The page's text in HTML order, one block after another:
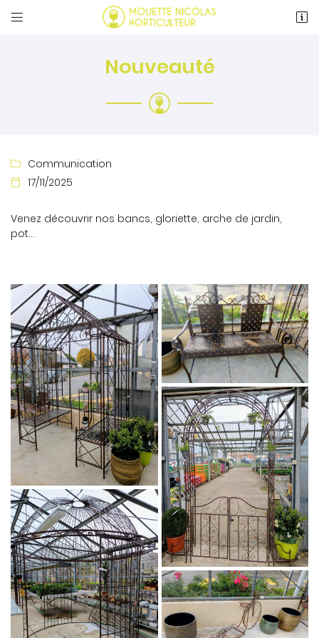
 
24 rue Saint-Pierre
 Adresse email de réception
Rafraîchir le captcha
En cochant cette case, vous consentez à recevoir nos propositions
commerciales à l'adresse email indiqué ci-dessus. Vous pouvez vous
désinscrire à tout moment en utilisantle formulaire de désinscription.
Inscription
Nouveauté
 Communication
 17/11/2025
Venez découvrir nos bancs, gloriette, arche de jardin,
pot...